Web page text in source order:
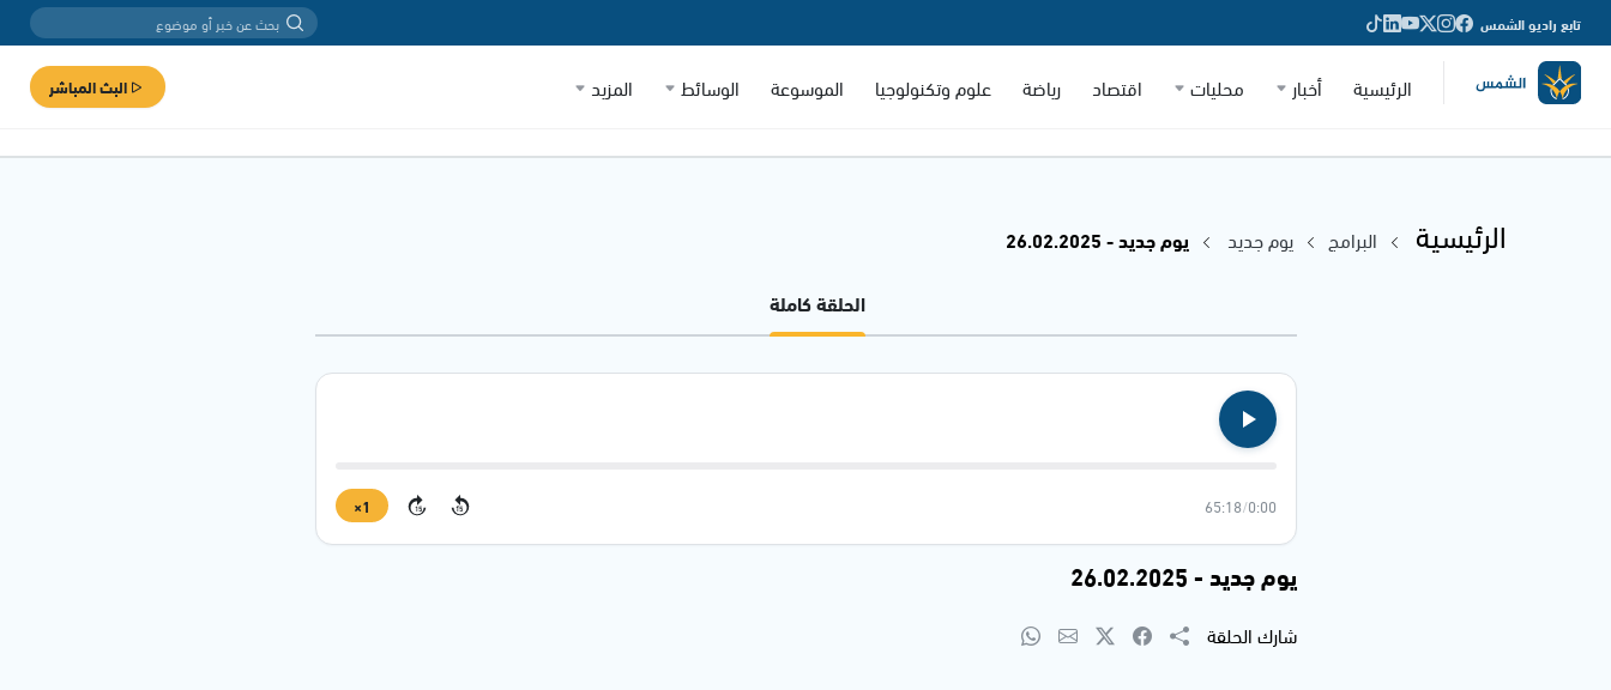
تابع راديو الشمس
الرئيسية أخبار محليات اقتصاد رياضة علوم وتكنولوجيا الموسوعة الوسائط المزيد البث المباشر
الرئيسية البرامج يوم جديد
يوم جديد - 26.02.2025
الحلقة كاملة
0:00
/
65:18
15
15
1×
يوم جديد - 26.02.2025
شارك الحلقة